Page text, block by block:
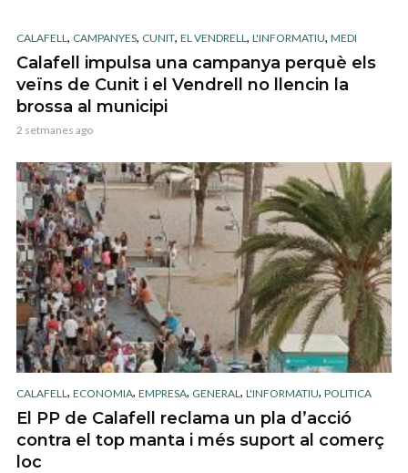
CALAFELL, CAMPANYES, CUNIT, EL VENDRELL, L'INFORMATIU, MEDI
Calafell impulsa una campanya perquè els
veïns de Cunit i el Vendrell no llencin la
brossa al municipi
2 setmanes ago
CALAFELL , ECONOMIA, EMPRESA, GENERAL , L'INFORMATIU, POLITICA
El PP de Calafell reclama un pla d’acció
contra el top manta i més suport al comerç
loc